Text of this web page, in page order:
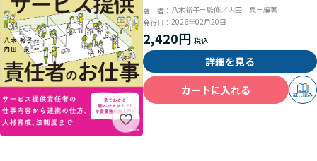
著 者： 八木裕子＝監修／内田 泉＝編著
発行日： 2026年02月20日
2,420円
詳細を見る
カートに入れる
試し読み